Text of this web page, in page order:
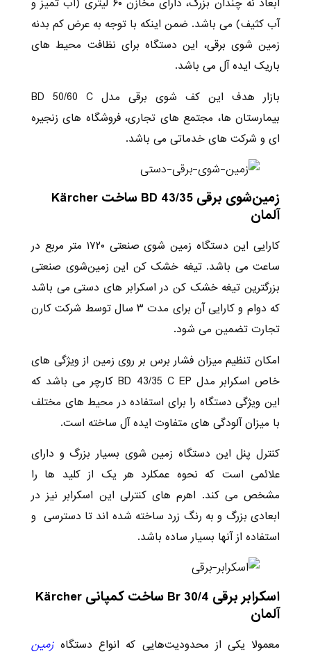
ابعاد نه چندان بزرگ، دارای مخازن ۶۰ لیتری (آب تمیز و
آب کثیف) می باشد. ضمن اینکه با توجه به عرض کم بدنه
زمین شوی برقی، این دستگاه برای نظافت محیط های
باریک ایده آل می باشد.
بازار هدف این کف شوی برقی مدل BD 50/60 C
بیمارستان ها، مجتمع های تجاری، فروشگاه های زنجیره
ای و شرکت های خدماتی می باشد.
زمین‌شوی برقی BD 43/35 ساخت Kärcher
آلمان
کارایی این دستگاه زمین شوی صنعتی ۱۷۲۰ متر مربع در
ساعت می باشد. تیغه خشک کن این زمین‌شوی صنعتی
بزرگترین تیغه خشک کن در اسکرابر های دستی می باشد
که دوام و کارایی آن برای مدت ۳ سال توسط شرکت کارن
تجارت تضمین می شود.
امکان تنظیم میزان فشار برس بر روی زمین از ویژگی های
خاص اسکرابر مدل BD 43/35 C EP کارچر می باشد که
این ویژگی دستگاه را برای استفاده در محیط های مختلف
با میزان آلودگی های متفاوت ایده آل ساخته است.
کنترل پنل این دستگاه زمین شوی بسیار بزرگ و دارای
علائمی است که نحوه عمکلرد هر یک از کلید ها را
مشخص می کند. اهرم های کنترلی این اسکرابر نیز در
ابعادی بزرگ و به رنگ زرد ساخته شده اند تا دسترسی و
استفاده از آنها بسیار ساده باشد.
اسکرابر برقی Br 30/4 ساخت کمپانی Kärcher
آلمان
معمولا یکی از محدودیت‌هایی که انواع دستگاه زمین